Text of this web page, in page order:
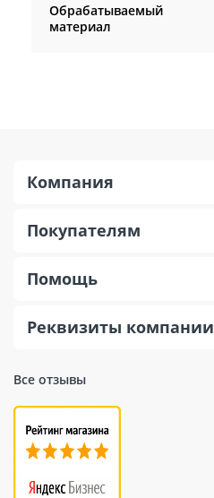
Обрабатываемый
материал
Все отзывы
Компания
Покупателям
Помощь
Реквизиты компании